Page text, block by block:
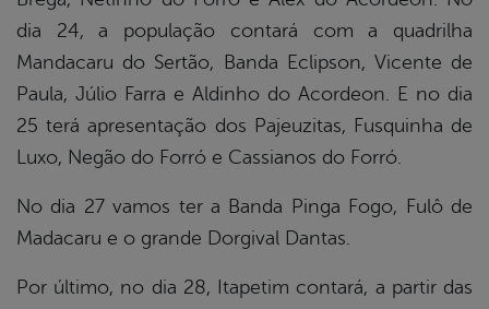
dia 24, a população contará com a quadrilha
Mandacaru do Sertão, Banda Eclipson, Vicente de
Paula, Júlio Farra e Aldinho do Acordeon. E no dia
25 terá apresentação dos Pajeuzitas, Fusquinha de
Luxo, Negão do Forró e Cassianos do Forró.
No dia 27 vamos ter a Banda Pinga Fogo, Fulô de
Madacaru e o grande Dorgival Dantas.
Por último, no dia 28, Itapetim contará, a partir das